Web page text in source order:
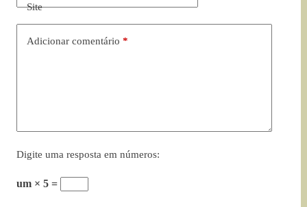
Site
Adicionar comentário *
Digite uma resposta em números:
um × 5 =